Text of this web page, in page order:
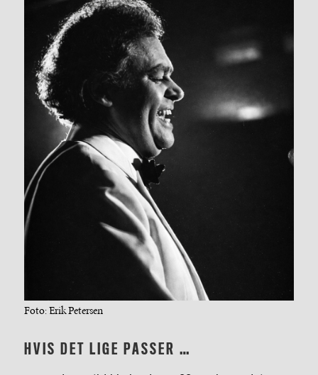
Foto: Erik Petersen
HVIS DET LIGE PASSER …